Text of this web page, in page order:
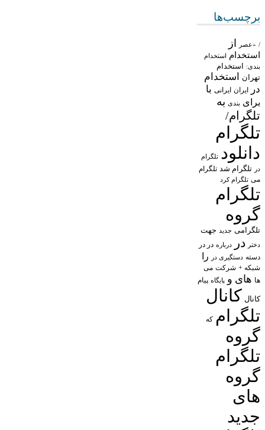
برچسب‌ها
/ «عصر از
استخدام استخدام
بندی: استخدام
تهران
استخدام
در
ایران ایرانی با
برای بندی به
تلگرام/
تلگرام
دانلود تلگرام
در تلگرام شد تلگرام
می تلگرام کرد
تلگرام
گروه
تلگرامی جدید جهت
دختر در درباره در در
دسته دستگیری در را
شبکه + شرکت می
ها های و پایگاه پیام
کانال کانال
تلگرام که
گروه
تلگرام
گروه
های
جدید